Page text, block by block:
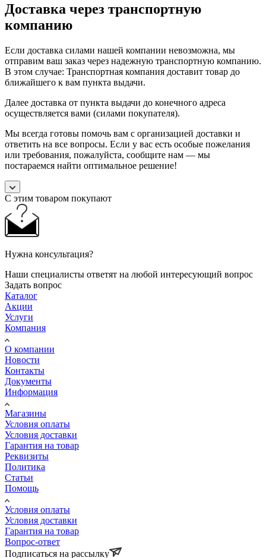
Доставка через транспортную
компанию
Если доставка силами нашей компании невозможна, мы
отправим ваш заказ через надежную транспортную компанию.
В этом случае: Транспортная компания доставит товар до
ближайшего к вам пункта выдачи.
Далее доставка от пункта выдачи до конечного адреса
осуществляется вами (силами покупателя).
Мы всегда готовы помочь вам с организацией доставки и
ответить на все вопросы. Если у вас есть особые пожелания
или требования, пожалуйста, сообщите нам — мы
постараемся найти оптимальное решение!
С этим товаром покупают
Нужна консультация?
Наши специалисты ответят на любой интересующий вопрос
Задать вопрос
Каталог
Акции
Услуги
Компания
О компании
Новости
Контакты
Документы
Информация
Магазины
Условия оплаты
Условия доставки
Гарантия на товар
Реквизиты
Политика
Статьи
Помощь
Условия оплаты
Условия доставки
Гарантия на товар
Вопрос-ответ
Подписаться на рассылку